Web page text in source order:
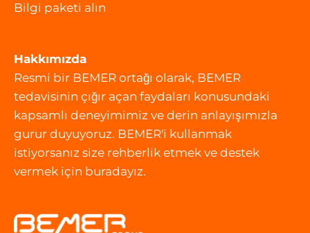
Bilgi paketi alın
Hakkımızda
Resmi bir BEMER ortağı olarak, BEMER
tedavisinin çığır açan faydaları konusundaki
kapsamlı deneyimimiz ve derin anlayışımızla
gurur duyuyoruz. BEMER'i kullanmak
istiyorsanız size rehberlik etmek ve destek
vermek için buradayız.